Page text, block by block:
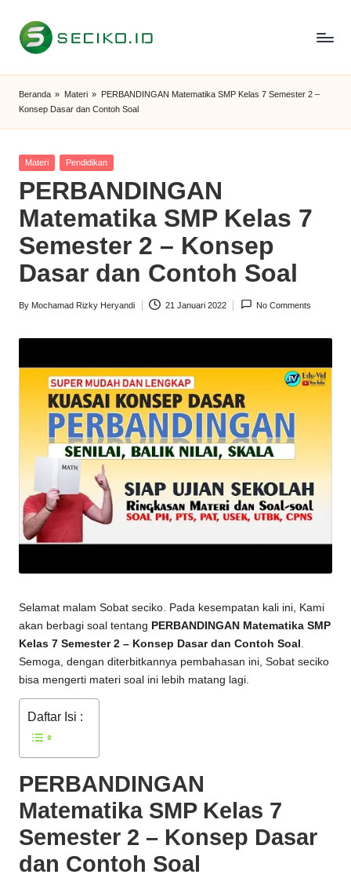
Skip
S
e
c
i
k
o
I
D
Beranda » Materi » PERBANDINGAN Matematika SMP Kelas 7 Semester 2 –
Konsep Dasar dan Contoh Soal
Posted
Materi Pendidikan
PERBANDINGAN
Matematika SMP Kelas 7
Semester 2 – Konsep
Dasar dan Contoh Soal
Posted
By Mochamad Rizky Heryandi 21 Januari 2022 No Comments
Selamat malam Sobat seciko. Pada kesempatan kali ini, Kami
akan berbagi soal tentang PERBANDINGAN Matematika SMP
Kelas 7 Semester 2 – Konsep Dasar dan Contoh Soal .
Semoga, dengan diterbitkannya pembahasan ini, Sobat seciko
bisa mengerti materi soal ini lebih matang lagi.
Daftar Isi :
PERBANDINGAN
Matematika SMP Kelas 7
Semester 2 – Konsep Dasar
dan Contoh Soal